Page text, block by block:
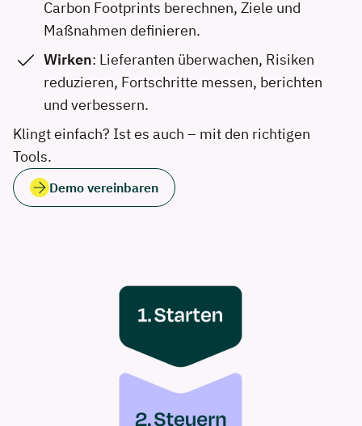
Carbon Footprints berechnen, Ziele und
Maßnahmen definieren.
Wirken: Lieferanten überwachen, Risiken
reduzieren, Fortschritte messen, berichten
und verbessern.
Klingt einfach? Ist es auch – mit den richtigen
Tools.
Demo vereinbaren